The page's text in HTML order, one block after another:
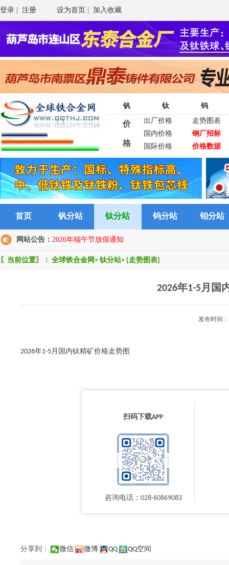
登录 注册 设为首页 加入收藏
钒 钛 钨
价
格
出厂价格
走势图表
国内价格
钢厂招标
国际价格
价格数据
首页 钒分站 钛分站 钨分站 钼分站
网站公告： 2026年端午节放假通知
〖当前位置〗： 全球铁合金网 > 钛分站> [走势图表]
2026年1-5月国
发布时间
2026年1-5月国内钛精矿价格走势图
扫码下载APP
咨询电话：028-60869083
分享到： 微信 微博 QQ QQ空间